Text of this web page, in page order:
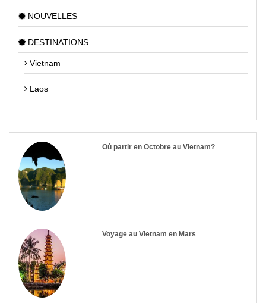
NOUVELLES
DESTINATIONS
Vietnam
Laos
Où partir en Octobre au Vietnam?
Voyage au Vietnam en Mars